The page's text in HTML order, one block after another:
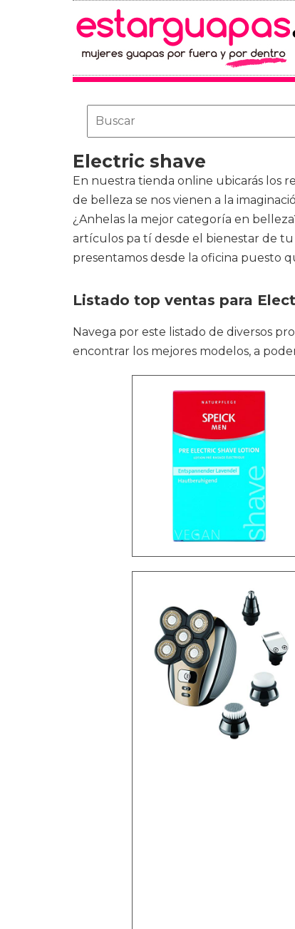
Electric shave
En nuestra tienda online ubicarás los
de belleza se nos vienen a la
¿Anhelas la mejor categoría en
artículos pa tí desde el bienestar de
presentamos desde la oficina puesto
Listado top ventas para
Navega por este listado de diversos
encontrar los mejores modelos, a